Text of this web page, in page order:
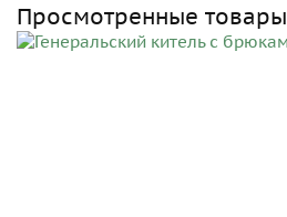
Просмотренные товары